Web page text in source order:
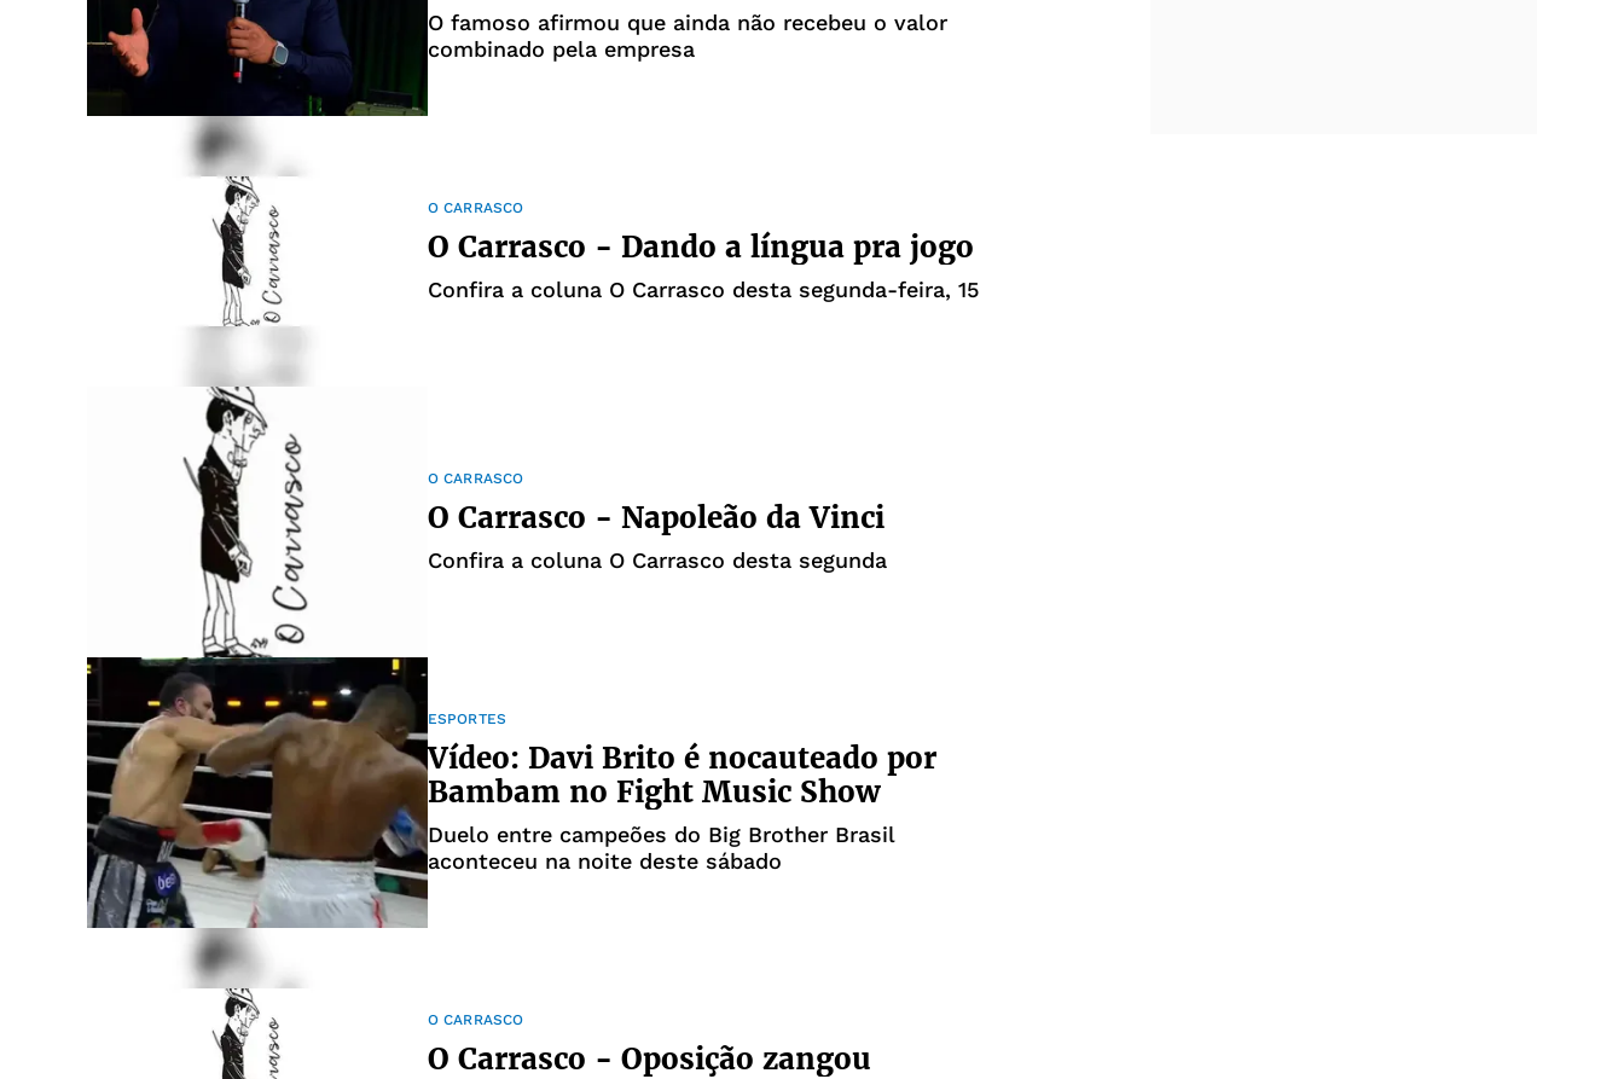
O famoso afirmou que ainda não recebeu o valor
combinado pela empresa
O CARRASCO
O Carrasco - Dando a língua pra jogo
Confira a coluna O Carrasco desta segunda-feira, 15
O CARRASCO
O Carrasco - Napoleão da Vinci
Confira a coluna O Carrasco desta segunda
ESPORTES
Vídeo: Davi Brito é nocauteado por
Bambam no Fight Music Show
Duelo entre campeões do Big Brother Brasil
aconteceu na noite deste sábado
O CARRASCO
O Carrasco - Oposição zangou